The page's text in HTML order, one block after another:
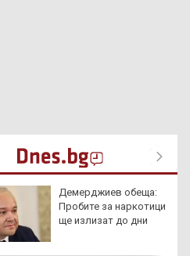
Демерджиев обеща:
Пробите за наркотици
ще излизат до дни